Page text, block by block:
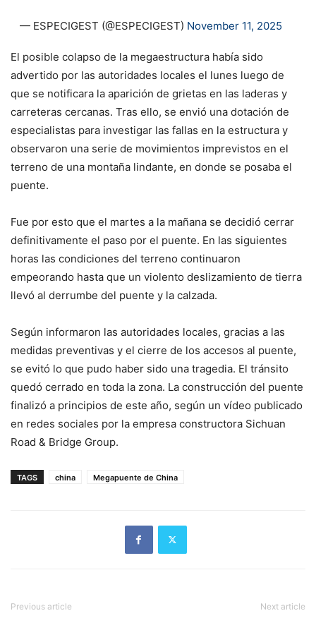
— ESPECIGEST (@ESPECIGEST) November 11, 2025
El posible colapso de la megaestructura había sido
advertido por las autoridades locales el lunes luego de
que se notificara la aparición de grietas en las laderas y
carreteras cercanas. Tras ello, se envió una dotación de
especialistas para investigar las fallas en la estructura y
observaron una serie de movimientos imprevistos en el
terreno de una montaña lindante, en donde se posaba el
puente.
Fue por esto que el martes a la mañana se decidió cerrar
definitivamente el paso por el puente. En las siguientes
horas las condiciones del terreno continuaron
empeorando hasta que un violento deslizamiento de tierra
llevó al derrumbe del puente y la calzada.
Según informaron las autoridades locales, gracias a las
medidas preventivas y el cierre de los accesos al puente,
se evitó lo que pudo haber sido una tragedia. El tránsito
quedó cerrado en toda la zona. La construcción del puente
finalizó a principios de este año, según un vídeo publicado
en redes sociales por la empresa constructora Sichuan
Road & Bridge Group.
TAGS china Megapuente de China
Previous article Next article